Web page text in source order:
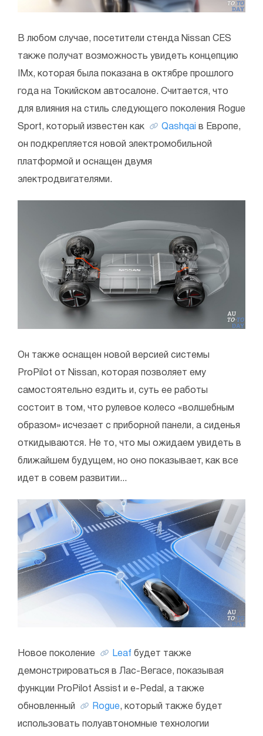
В любом случае, посетители стенда Nissan CES
также получат возможность увидеть концепцию
IMx, которая была показана в октябре прошлого
года на Токийском автосалоне. Считается, что
для влияния на стиль следующего поколения Rogue
Sport, который известен как Qashqai в Европе,
он подкрепляется новой электромобильной
платформой и оснащен двумя
электродвигателями.
Он также оснащен новой версией системы
ProPilot от Nissan, которая позволяет ему
самостоятельно ездить и, суть ее работы
состоит в том, что рулевое колесо «волшебным
образом» исчезает с приборной панели, а сиденья
откидываются. Не то, что мы ожидаем увидеть в
ближайшем будущем, но оно показывает, как все
идет в совем развитии...
Новое поколение Leaf будет также
демонстрироваться в Лас-Вегасе, показывая
функции ProPilot Assist и e-Pedal, а также
обновленный Rogue, который также будет
использовать полуавтономные технологии